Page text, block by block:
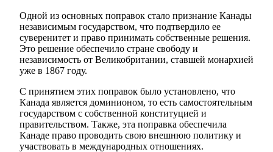
Одной из основных поправок стало признание Канады
независимым государством, что подтвердило ее
суверенитет и право принимать собственные решения.
Это решение обеспечило стране свободу и
независимость от Великобритании, ставшей монархией
уже в 1867 году.
С принятием этих поправок было установлено, что
Канада является доминионом, то есть самостоятельным
государством с собственной конституцией и
правительством. Также, эта поправка обеспечила
Канаде право проводить свою внешнюю политику и
участвовать в международных отношениях.